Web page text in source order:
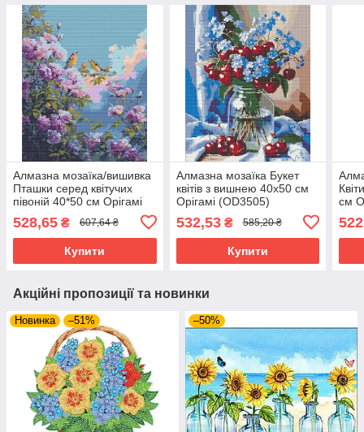
Алмазна мозаїка/вишивка
Пташки серед квітучих
півоній 40*50 см Орігамі
528,65 ₴ 607,64 ₴
Купити
Алмазна мозаїка Букет
квітів з вишнею 40х50 см
Орігамі (OD3505)
532,53₴ 585,20 ₴
Купити
см
Акційні пропозиції та новинки
Новинка –51% –50%